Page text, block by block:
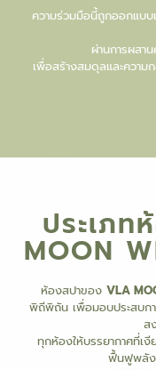
ความร่วมมือนี้ถูกออกแบบ
ผ่านการผสา
เพื่อสร้างสมดุลและความ
ประเภ
MOON
ห้องสปาของ VLA
พิถีพิถัน เพื่อมอบประสบก
ส
ทุกห้องให้บรรยากาศที่เ
ฟื้นฟูพลัง